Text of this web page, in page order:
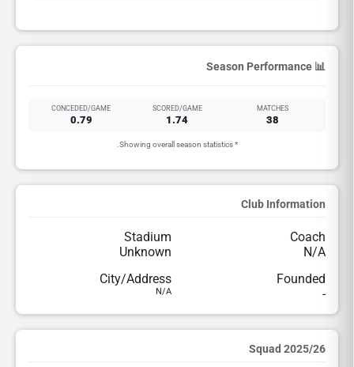
📊 Season Performance
MATCHES
38
SCORED/GAME
1.74
CONCEDED/GAME
0.79
* Showing overall season statistics.
Club Information
Coach
N/A
Stadium
Unknown
Founded
-
City/Address
N/A
2025/26 Squad